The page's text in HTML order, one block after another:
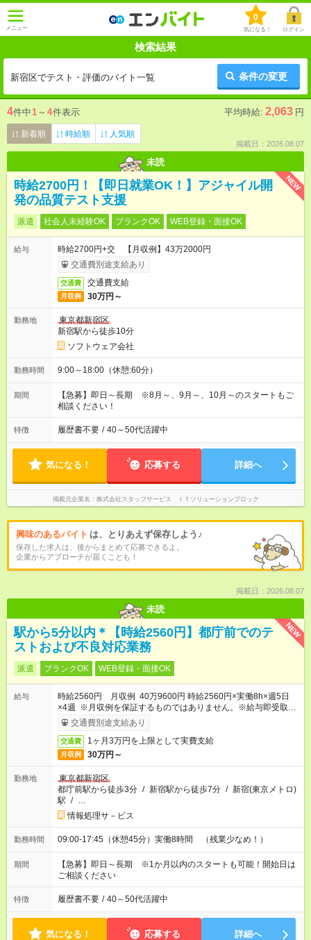
メニュー
0
気になる！ ログイン
検索結果
新宿区でテスト・評価のバイト一覧 条件の変更
4件中1 ～ 4件表示 平均時給: 2,063 円
新着順 時給順 人気順
掲載日：2026.08.07
未読
NEW
時給2700円！【即日就業OK！】アジャイル開
発の品質テスト支援
派遣 社会人未経験OK ブランクOK WEB登録・面接OK
給与
時給2700円+交 【月収例】43万2000円
交通費別途支給あり
交通費 交通費支給
月収例 30万円～
勤務地
東京都新宿区
新宿駅から徒歩10分
ソフトウェア会社
勤務時間 9:00～18:00（休憩:60分）
期間
【急募】即日～長期 ※8月～、9月～、10月～のスタートもご
相談ください！
特徴 履歴書不要 / 40～50代活躍中
気になる！ 応募する 詳細へ
掲載元企業名 株式会社スタッフサービス ＩＴソリューションブロック
興味のあるバイト は、とりあえず保存しよう♪
保存した求人は、後からまとめて応募できるよ。
企業からアプローチが届くことも！
掲載日：2026.08.07
未読
NEW
駅から5分以内＊【時給2560円】都庁前でのテ
ストおよび不良対応業務
派遣 ブランクOK WEB登録・面接OK
給与
時給2560円 月収例 40万9600円 時給2560円×実働8h×週5日
×4週 ※月収例を保証するものではありません。※給与即受取り
サービス利用可（利用条件有）
交通費別途支給あり
交通費 1ヶ月3万円を上限として実費支給
月収例 30万円～
勤務地
東京都新宿区
都庁前駅から徒歩3分 / 新宿駅から徒歩7分 / 新宿(東京メトロ)
駅 / …
情報処理サ－ビス
勤務時間 09:00-17:45（休憩45分）実働8時間 （残業少なめ！）
期間
【急募】即日～長期 ※1か月以内のスタートも可能！開始日は
ご相談ください
特徴 履歴書不要 / 40～50代活躍中
気になる！ 応募する 詳細へ